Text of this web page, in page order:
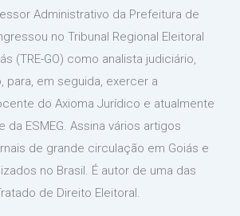
Administrativo da Prefeitura de
no Tribunal Regional Eleitoral
(TRE-GO) como analista judiciário,
para, em seguida, exercer a
do Axioma Jurídico e atualmente
da ESMEG. Assina vários artigos
de grande circulação em Goiás e
no Brasil. É autor de uma das
de Direito Eleitoral.